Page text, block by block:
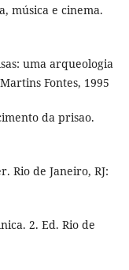
música e cinema.
uma arqueologia
Fontes, 1995
da prisao.
Rio de Janeiro, RJ:
2. Ed. Rio de